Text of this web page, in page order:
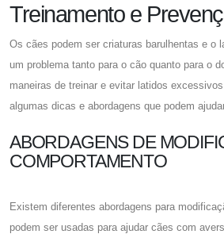
Treinamento e
Os cães podem ser criaturas barulhentas e o
um problema tanto para o cão quanto para o
maneiras de treinar e evitar latidos
algumas dicas e abordagens que podem
ABORDAGENS DE
COMPORTAMENTO
Existem diferentes abordagens para
podem ser usadas para ajudar cães com